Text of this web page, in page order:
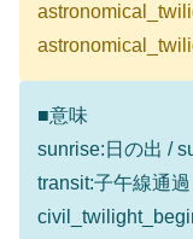
■意味
sunrise:日の出 /
transit:子午線通過